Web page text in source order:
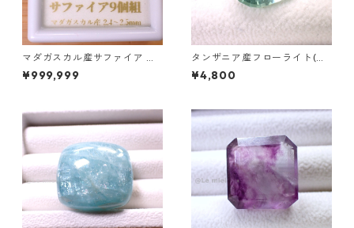
マダガスカル産サファイア ル
ース 9個組 2.4～2.5mm
¥999,999
タンザニア産フローライト(蛍
光) ペアシェイプカットルース
5.46ct 13.8mm*10.8mm*7.0
¥4,800